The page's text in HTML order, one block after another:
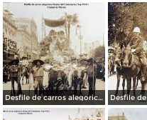
Desfile de carros alegoricos Fiestas del Centenario ( Sep-1910 ) Ciudad de México